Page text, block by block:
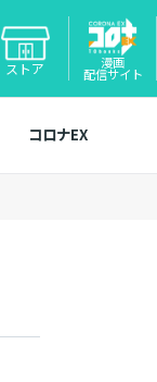
ストア 漫画
配信サイト
コロナEX